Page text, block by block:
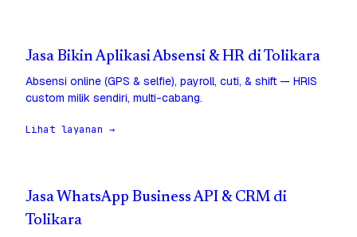
Jasa Bikin Aplikasi Absensi & HR di Tolikara
Absensi online (GPS & selfie), payroll, cuti, & shift — HRIS
custom milik sendiri, multi-cabang.
Lihat layanan →
Jasa WhatsApp Business API & CRM di
Tolikara